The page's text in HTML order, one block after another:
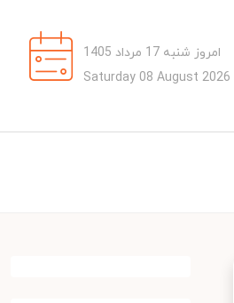
امروز شنبه 17 مرداد 1405
Saturday 08 August 2026